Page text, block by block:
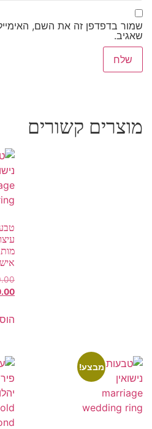
שמור בדפדפן זה את השם,
שאגיב.
מוצרים קשורים
מבצע!